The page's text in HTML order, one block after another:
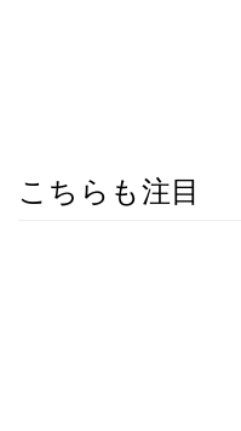
こちらも注目